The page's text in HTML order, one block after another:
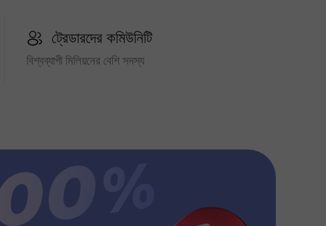
ট্রেডারদের কমিউনিটি
বিশ্বব্যাপী মিলিয়নের বেশি সদস্য